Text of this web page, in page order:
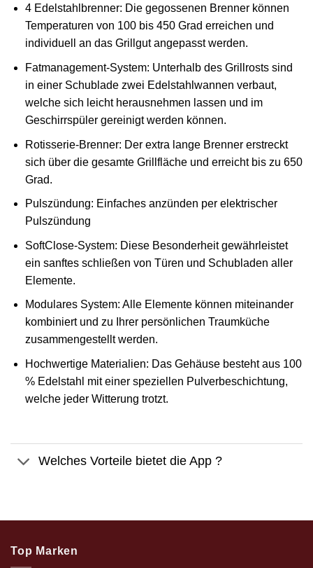
4 Edelstahlbrenner: Die gegossenen Brenner können
Temperaturen von 100 bis 450 Grad erreichen und
individuell an das Grillgut angepasst werden.
Fatmanagement-System: Unterhalb des Grillrosts sind
in einer Schublade zwei Edelstahlwannen verbaut,
welche sich leicht herausnehmen lassen und im
Geschirrspüler gereinigt werden können.
Rotisserie-Brenner: Der extra lange Brenner erstreckt
sich über die gesamte Grillfläche und erreicht bis zu 650
Grad.
Pulszündung: Einfaches anzünden per elektrischer
Pulszündung
SoftClose-System: Diese Besonderheit gewährleistet
ein sanftes schließen von Türen und Schubladen aller
Elemente.
Modulares System: Alle Elemente können miteinander
kombiniert und zu Ihrer persönlichen Traumküche
zusammengestellt werden.
Hochwertige Materialien: Das Gehäuse besteht aus 100
% Edelstahl mit einer speziellen Pulverbeschichtung,
welche jeder Witterung trotzt.
Welches Vorteile bietet die App ?
Top Marken